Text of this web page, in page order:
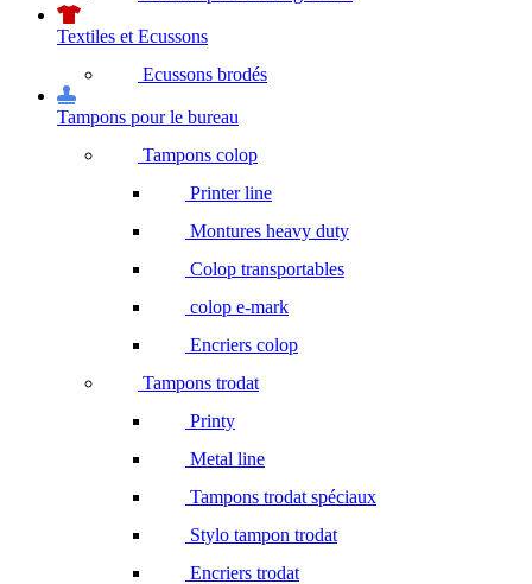
Textiles et Ecussons
Ecussons brodés
Tampons pour le bureau
Tampons colop
Printer line
Montures heavy duty
Colop transportables
colop e-mark
Encriers colop
Tampons trodat
Printy
Metal line
Tampons trodat spéciaux
Stylo tampon trodat
Encriers trodat